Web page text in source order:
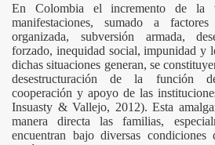
En Colombia el incremento de la
manifestaciones, sumado a
organizada, subversión armada,
forzado, inequidad social, impunidad y
dichas situaciones generan, se
desestructuración de la función
cooperación y apoyo de las
Insuasty & Vallejo, 2012). Esta
manera directa las familias,
encuentran bajo diversas
Social